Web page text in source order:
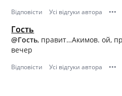
Відповісти Усі відгуки автора •••
Гость
@Гость, правит…Акимов. ой,
вечер
Відповісти Усі відгуки автора •••